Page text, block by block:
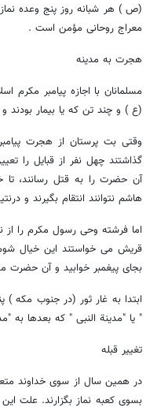
(ص ) هر شبانه روز پنج وعده نماز
معراج روحانی مؤمن است .
هجرت به مدینه
مسلمانان با اجازه پیامبر مکرم
(ع ) و چند تن که یا بیمار بودند
وقتی بت پرستان از هجرت
گذاشتند چهل نفر از قبایل را
آن حضرت را به قتل رسانند،
هاشم نتوانند انتقام بگیرند و
اما فرشته وحی رسول مکرم را
قریش می خواستند این خیال
بجای پیغمبر خوابید و آن حضرت
ابتدا به غار ثور (در جنوب مکه )
" یا "مدینة النبی " که بعدها
تغییر قبله
در همین سال از سوی خداوند
بسوی کعبه نماز بگزارند. علت